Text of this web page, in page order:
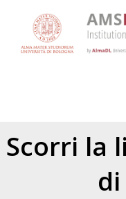
Scorri la